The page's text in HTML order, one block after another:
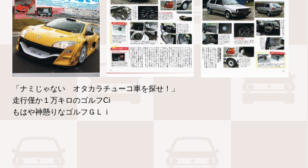
「ナミじゃない オタカラチューコ車を探せ！」
走行僅か１万キロのゴルフCi
もはや神懸りなゴルフＧＬｉ